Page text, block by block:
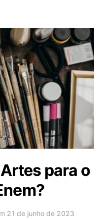
para o
21 de junho de 2023